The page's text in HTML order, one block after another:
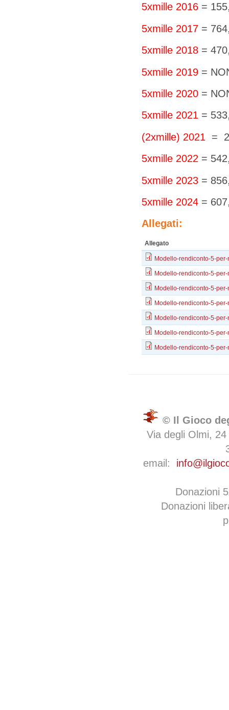
5xmille 2016 =
5xmille 2017 =
5xmille 2018 =
5xmille 2019 =
5xmille 2020 =
5xmille 2021 =
(2xmille) 2021
=
5xmille 2022 =
5xmille 2023 =
5xmille 2024 =
Allegati:
Allegato
Modello-rendiconto-5-
Modello-rendiconto-5-
Modello-rendiconto-5-
Modello-rendiconto-5-
Modello-rendiconto-5-
Modello-rendiconto-5-
Modello-rendiconto-5-
© Il Gioco
Via degli Olmi,
email:
Donazioni
Donazioni